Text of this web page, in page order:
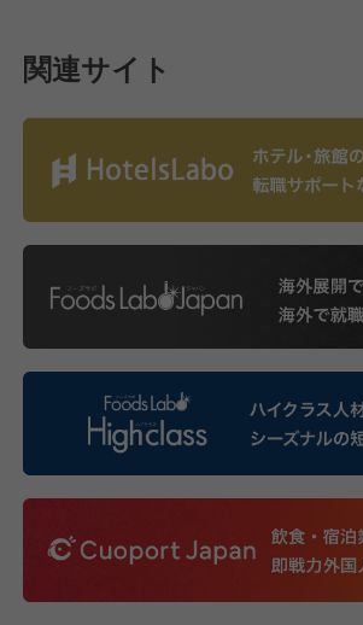
関連サイト